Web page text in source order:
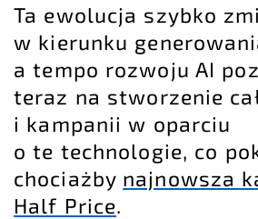
Ta ewolucja szybko
w kierunku
a tempo rozwoju AI
teraz na stworzenie
i kampanii w oparciu
o te technologie, co
chociażby najnowsza
Half Price.